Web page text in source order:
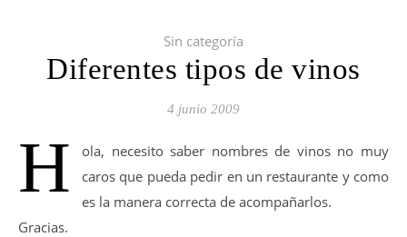
Sin categoría
Diferentes tipos de vinos
4 junio 2009
H
ola, necesito saber nombres de vinos no muy
caros que pueda pedir en un restaurante y como
es la manera correcta de acompañarlos.
Gracias.